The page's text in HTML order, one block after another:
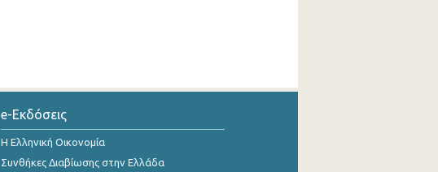
e-Εκδόσεις
Η Ελληνική Οικονομία
Συνθήκες Διαβίωσης στην Ελλάδα